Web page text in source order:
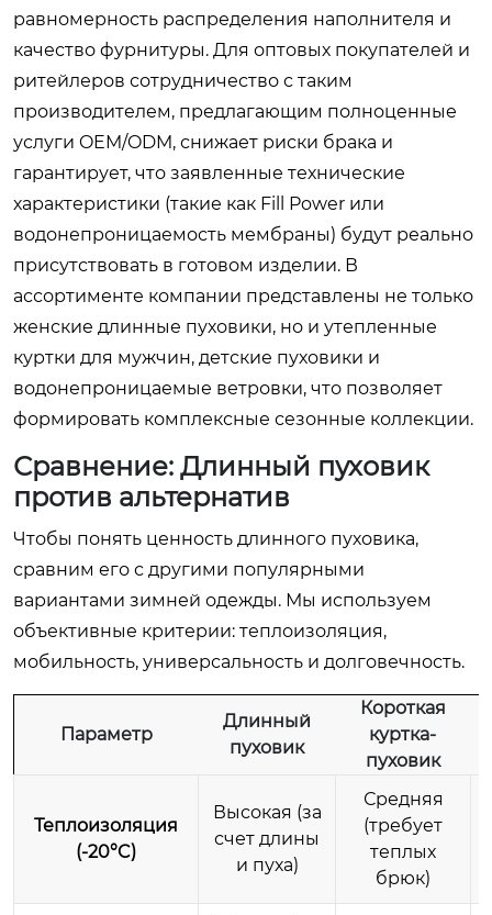
равномерность распределения наполнителя и
качество фурнитуры. Для оптовых покупателей и
ритейлеров сотрудничество с таким
производителем, предлагающим полноценные
услуги OEM/ODM, снижает риски брака и
гарантирует, что заявленные технические
характеристики (такие как Fill Power или
водонепроницаемость мембраны) будут реально
присутствовать в готовом изделии. В
ассортименте компании представлены не только
женские длинные пуховики, но и утепленные
куртки для мужчин, детские пуховики и
водонепроницаемые ветровки, что позволяет
формировать комплексные сезонные коллекции.
Сравнение: Длинный пуховик
против альтернатив
Чтобы понять ценность длинного пуховика,
сравним его с другими популярными
вариантами зимней одежды. Мы используем
объективные критерии: теплоизоляция,
мобильность, универсальность и долговечность.
Параметр
Длинный
пуховик
Короткая
куртка-
пуховик
Теплоизоляция
(-20°C)
Высокая (за
счет длины
и пуха)
Средняя
(требует
теплых
брюк)